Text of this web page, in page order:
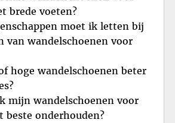
brede voeten?
moet ik letten bij
van wandelschoenen voor
hoge wandelschoenen beter
mijn wandelschoenen voor
beste onderhouden?